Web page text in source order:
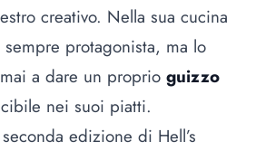
creativo. Nella sua cucina
protagonista, ma lo
a dare un proprio guizzo
nei suoi piatti.
seconda edizione di Hell’s